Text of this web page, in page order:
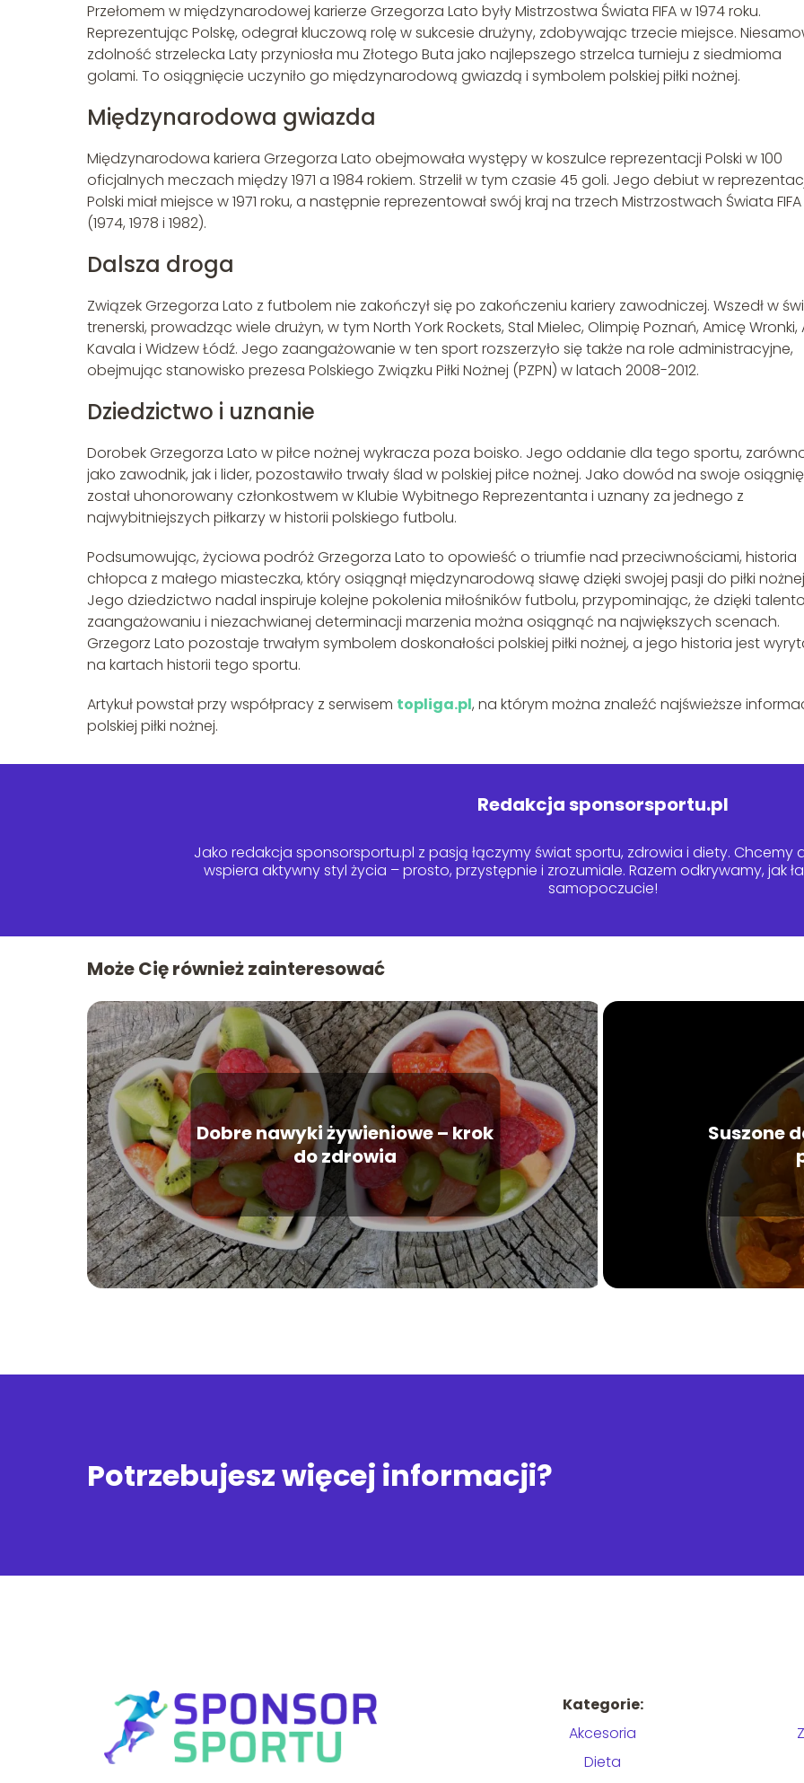
Przełomem w międzynarodowej karierze Grzegorza Lato były Mistrzostwa Świata FIFA w 1974 roku.
Reprezentując Polskę, odegrał kluczową rolę w sukcesie drużyny, zdobywając trzecie miejsce.
zdolność strzelecka Laty przyniosła mu Złotego Buta jako najlepszego strzelca turnieju z siedmioma
golami. To osiągnięcie uczyniło go międzynarodową gwiazdą i symbolem polskiej piłki nożnej.
Międzynarodowa gwiazda
Międzynarodowa kariera Grzegorza Lato obejmowała występy w koszulce reprezentacji Polski w 100
oficjalnych meczach między 1971 a 1984 rokiem. Strzelił w tym czasie 45 goli. Jego debiut w
Polski miał miejsce w 1971 roku, a następnie reprezentował swój kraj na trzech Mistrzostwach Świata FIFA
(1974, 1978 i 1982).
Dalsza droga
Związek Grzegorza Lato z futbolem nie zakończył się po zakończeniu kariery zawodniczej. Wszedł w
trenerski, prowadząc wiele drużyn, w tym North York Rockets, Stal Mielec, Olimpię Poznań, Amicę Wronki,
Kavala i Widzew Łódź. Jego zaangażowanie w ten sport rozszerzyło się także na role administracyjne,
obejmując stanowisko prezesa Polskiego Związku Piłki Nożnej (PZPN) w latach 2008-2012.
Dziedzictwo i uznanie
Dorobek Grzegorza Lato w piłce nożnej wykracza poza boisko. Jego oddanie dla tego sportu,
jako zawodnik, jak i lider, pozostawiło trwały ślad w polskiej piłce nożnej. Jako dowód na swoje
został uhonorowany członkostwem w Klubie Wybitnego Reprezentanta i uznany za jednego z
najwybitniejszych piłkarzy w historii polskiego futbolu.
Podsumowując, życiowa podróż Grzegorza Lato to opowieść o triumfie nad przeciwnościami, historia
chłopca z małego miasteczka, który osiągnął międzynarodową sławę dzięki swojej pasji do piłki
Jego dziedzictwo nadal inspiruje kolejne pokolenia miłośników futbolu, przypominając, że dzięki
zaangażowaniu i niezachwianej determinacji marzenia można osiągnąć na największych scenach.
Grzegorz Lato pozostaje trwałym symbolem doskonałości polskiej piłki nożnej, a jego historia jest
na kartach historii tego sportu.
Artykuł powstał przy współpracy z serwisem topliga.pl, na którym można znaleźć najświeższe
polskiej piłki nożnej.
Redakcja sponsorsportu.pl
Jako redakcja sponsorsportu.pl z pasją łączymy świat sportu, zdrowia i diety. Chcemy
wspiera aktywny styl życia – prosto, przystępnie i zrozumiale. Razem odkrywamy, jak
samopoczucie!
Może Cię również zainteresować
Dobre nawyki żywieniowe – krok
do zdrowia
Suszone
Potrzebujesz więcej informacji?
Kategorie:
Akcesoria
Dieta